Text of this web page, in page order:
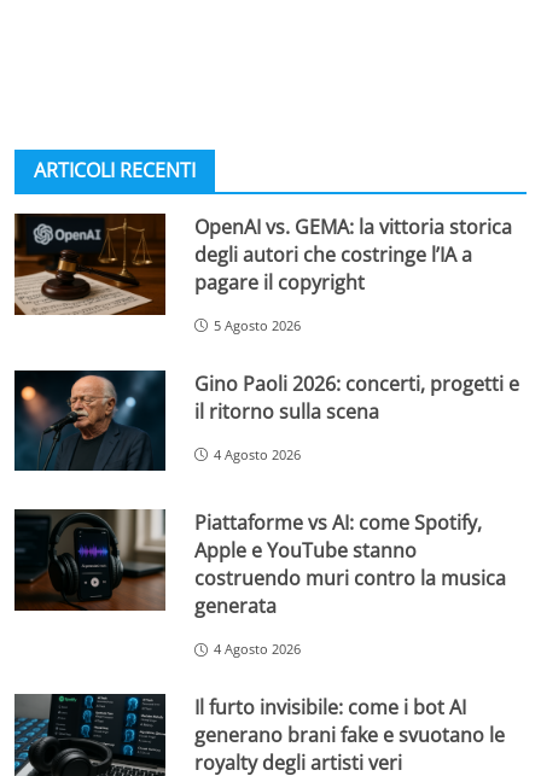
ARTICOLI RECENTI
OpenAI vs. GEMA: la vittoria storica
degli autori che costringe l’IA a
pagare il copyright
5 Agosto 2026
Gino Paoli 2026: concerti, progetti e
il ritorno sulla scena
4 Agosto 2026
Piattaforme vs AI: come Spotify,
Apple e YouTube stanno
costruendo muri contro la musica
generata
4 Agosto 2026
Il furto invisibile: come i bot AI
generano brani fake e svuotano le
royalty degli artisti veri